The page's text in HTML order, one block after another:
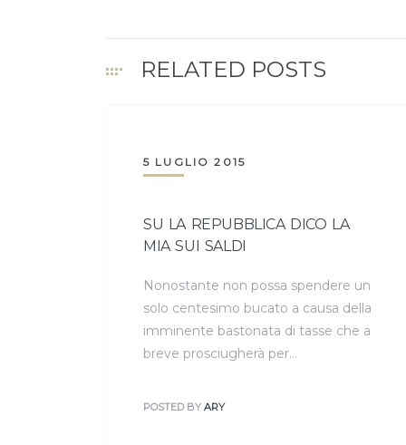
RELATED POSTS
5 LUGLIO 2015
SU LA REPUBBLICA DICO LA
MIA SUI SALDI
Nonostante non possa spendere un
solo centesimo bucato a causa della
imminente bastonata di tasse che a
breve prosciugherà per…
POSTED BY ARY